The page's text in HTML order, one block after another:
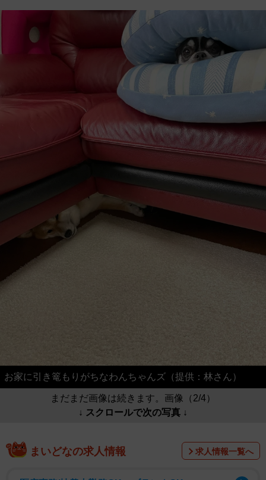
お家に引き篭もりがちなわんちゃんズ（提供：林さん）
まだまだ画像は続きます。画像（2/4）
↓ スクロールで次の写真 ↓
まいどなの求人情報 求人情報一覧へ